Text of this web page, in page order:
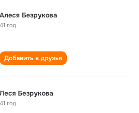
Алеся Безрукова
41 год
Добавить в друзья
Леся Безрукова
41 год